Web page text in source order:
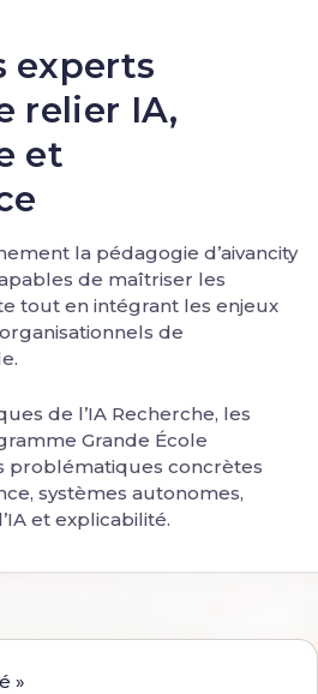
experts
relier IA,
et
la pédagogie d’aivancity
de maîtriser les
tout en intégrant les enjeux
de
de l’IA Recherche, les
Grande École
problématiques concrètes
systèmes autonomes,
et explicabilité.
»